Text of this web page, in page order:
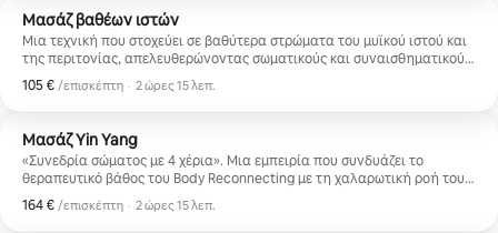
χαλάρωση, ανακούφιση και επανασύνδεση με το σώμα σας μέσω μιας
έντονης και απελευθερωτικής αίσθησης.
Μασάζ βαθέων ιστών
Μια τεχνική που στοχεύει σε βαθύτερα στρώματα του μυϊκού ιστού και
της περιτονίας, απελευθερώνοντας σωματικούς και συναισθηματικούς
φραγμούς. Βοηθά στην αποδέσμευση της χρόνιας έντασης, στη
βελτίωση της στάσης του σώματος και στη δημιουργία μιας αίσθησης
105 € /επισκέπτη
105 €, ανά επισκέπτη
, · 2 ώρες 15 λεπ.
Μασάζ Yin Yang
«Συνεδρία σώματος με 4 χέρια». Μια εμπειρία που συνδυάζει το
θεραπευτικό βάθος του Body Reconnecting με τη χαλαρωτική ροή του
σουηδικού μασάζ (χαλάρωσης), δημιουργώντας μια ισορροπία μεταξύ
απελευθέρωσης και βαθιάς ξεκούρασης.
164 € /επισκέπτη
164 €, ανά επισκέπτη
, · 2 ώρες 15 λεπ.